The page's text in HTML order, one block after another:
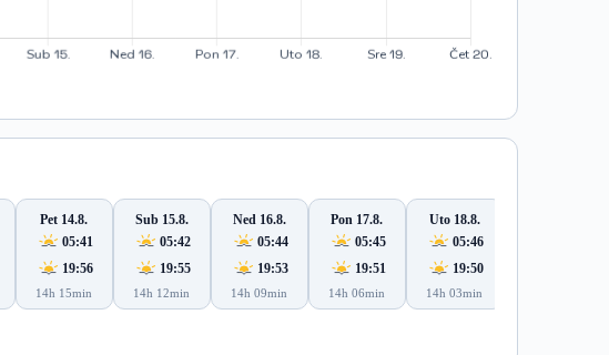
Pet 14.8.
05:41
19:56
14h 15min
Sub 15.8.
05:42
19:55
14h 12min
Ned 16.8.
05:44
19:53
14h 09min
Pon 17.8.
05:45
19:51
14h 06min
Uto 18.8.
05:46
19:50
14h 03min